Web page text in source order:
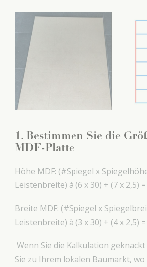
1. Bestimmen Sie die
MDF-Platte
Höhe MDF: (#Spiegel x
Leistenbreite) à (6 x 30) + (7 x 2,5)
Breite MDF: (#Spiegel x
Leistenbreite) à (3 x 30) + (4 x 2,5)
Wenn Sie die Kalkulation
Sie zu Ihrem lokalen Baumarkt,